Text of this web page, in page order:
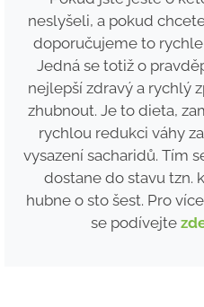
neslyšeli, a pokud
doporučujeme to rychle
Jedná se totiž o
nejlepší zdravý a rychlý
zhubnout. Je to dieta,
rychlou redukci váhy
vysazení sacharidů. Tím
dostane do stavu tzn.
hubne o sto šest. Pro
se podívejte